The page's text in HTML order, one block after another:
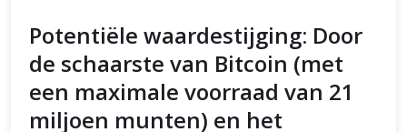
Potentiële waardestijging: Door
de schaarste van Bitcoin (met
een maximale voorraad van 21
miljoen munten) en het